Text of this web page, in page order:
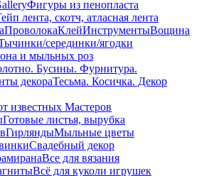
Фигуры из пенопласта
лента, скотч, атласная лента
ПроволокаКлейИнструментыВощина
серединки/ягодки
и мыльных роз
Бусины. Фурнитура.
декораТесьма. Косичка. Декор
Мастеров
Готовые листья, вырубка
ГирляндыМыльные цветы
Свадебный декор
Все для вязания
Всё для куколи игрушек